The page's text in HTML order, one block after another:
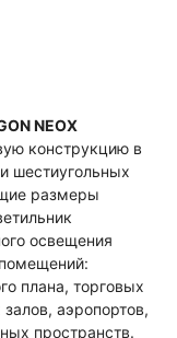
NEOX
конструкцию в
шестиугольных
размеры
освещения
плана, торговых
аэропортов,
пространств.